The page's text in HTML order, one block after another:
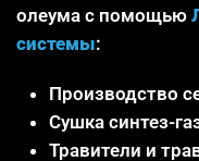
олеума с помощью
системы:
Производство
Сушка синтез-
Травители и